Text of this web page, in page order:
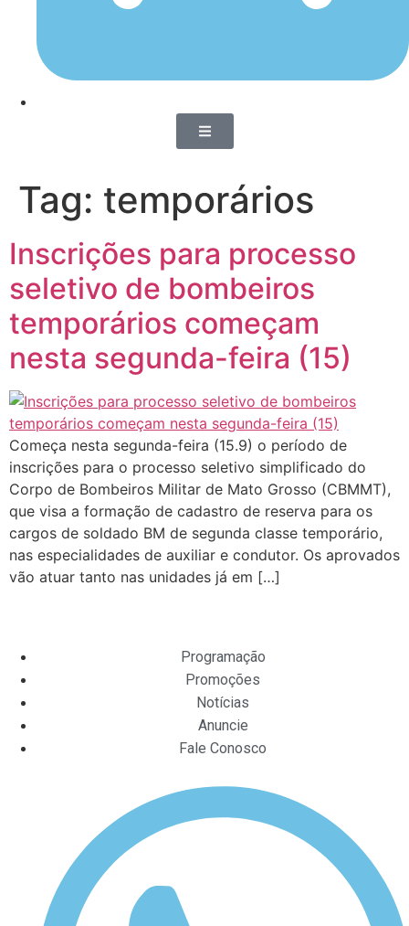
Tag: temporários
Inscrições para processo
seletivo de bombeiros
temporários começam
nesta segunda-feira (15)
Começa nesta segunda-feira (15.9) o período de
inscrições para o processo seletivo simplificado do
Corpo de Bombeiros Militar de Mato Grosso (CBMMT),
que visa a formação de cadastro de reserva para os
cargos de soldado BM de segunda classe temporário,
nas especialidades de auxiliar e condutor. Os aprovados
vão atuar tanto nas unidades já em […]
Programação
Promoções
Notícias
Anuncie
Fale Conosco